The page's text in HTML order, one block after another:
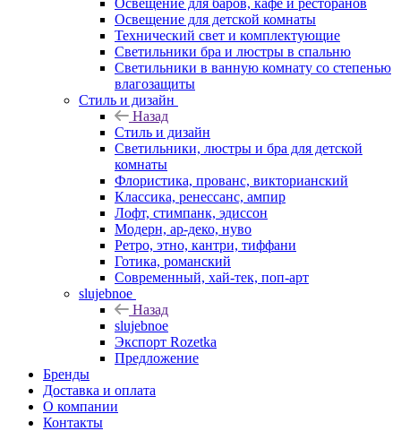
Освещение для баров, кафе и ресторанов
Освещение для детской комнаты
Технический свет и комплектующие
Светильники бра и люстры в спальню
Светильники в ванную комнату со степенью
влагозащиты
Стиль и дизайн
Назад
Стиль и дизайн
Светильники, люстры и бра для детской
комнаты
Флористика, прованс, викторианский
Классика, ренессанс, ампир
Лофт, стимпанк, эдиссон
Модерн, ар-деко, нуво
Ретро, этно, кантри, тиффани
Готика, романский
Современный, хай-тек, поп-арт
slujebnoe
Назад
slujebnoe
Экспорт Rozetka
Предложение
Бренды
Доставка и оплата
О компании
Контакты